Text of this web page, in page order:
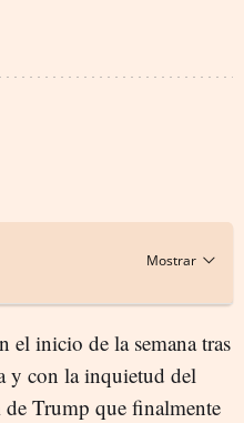
el inicio de la semana tras
y con la inquietud del
Trump que finalmente